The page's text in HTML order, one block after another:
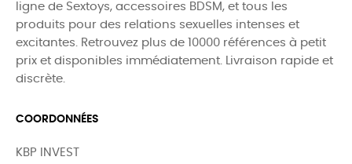
ligne de Sextoys, accessoires BDSM, et tous les
produits pour des relations sexuelles intenses et
excitantes. Retrouvez plus de 10000 références à petit
prix et disponibles immédiatement. Livraison rapide et
discrète.
COORDONNÉES
KBP INVEST